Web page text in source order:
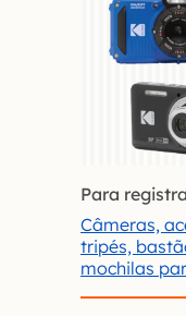
Para
Câmeras,
tripés,
mochilas